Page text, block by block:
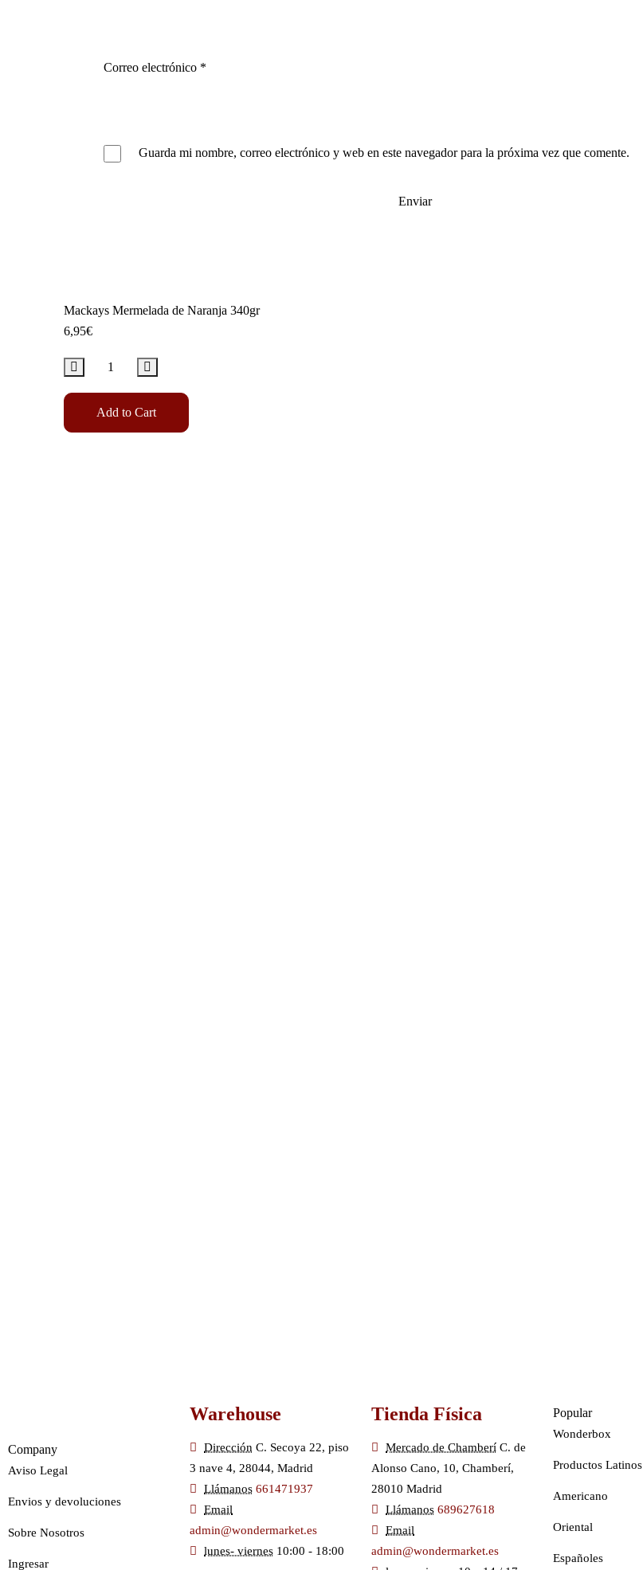
Correo electrónico *
Guarda mi nombre, correo electrónico y web en este navegador para la próxima vez que comente.
Mackays Mermelada de Naranja 340gr
6,95€
Add to Cart
Company
Aviso Legal
Envios y devoluciones
Sobre Nosotros
Ingresar
Warehouse
Dirección C. Secoya 22, piso
3 nave 4, 28044, Madrid
Llámanos 661471937
Email
admin@wondermarket.es
lunes- viernes 10:00 - 18:00
Tienda Física
Mercado de Chamberí C. de
Alonso Cano, 10, Chamberí,
28010 Madrid
Llámanos 689627618
Email
admin@wondermarket.es
Popular
Wonderbox
Productos Latinos
Americano
Oriental
Españoles